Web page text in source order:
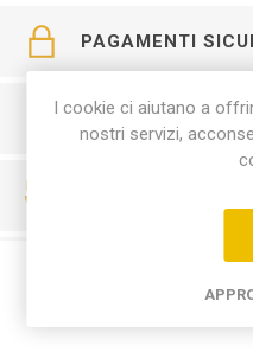
PAGAMENTI
SERVIZIO CLIENTI
I cookie ci aiutano a
nostri servizi,